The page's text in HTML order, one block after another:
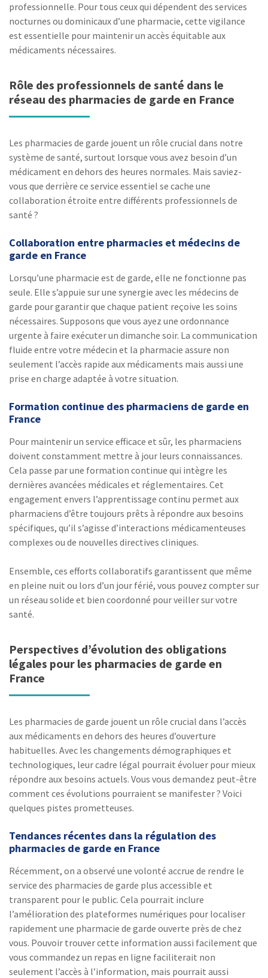
professionnelle. Pour tous ceux qui dépendent des services
nocturnes ou dominicaux d’une pharmacie, cette vigilance
est essentielle pour maintenir un accès équitable aux
médicaments nécessaires.
Rôle des professionnels de santé dans le
réseau des pharmacies de garde en France
Les pharmacies de garde jouent un rôle crucial dans notre
système de santé, surtout lorsque vous avez besoin d’un
médicament en dehors des heures normales. Mais saviez-
vous que derrière ce service essentiel se cache une
collaboration étroite entre différents professionnels de
santé ?
Collaboration entre pharmacies et médecins de
garde en France
Lorsqu’une pharmacie est de garde, elle ne fonctionne pas
seule. Elle s’appuie sur une synergie avec les médecins de
garde pour garantir que chaque patient reçoive les soins
nécessaires. Supposons que vous ayez une ordonnance
urgente à faire exécuter un dimanche soir. La communication
fluide entre votre médecin et la pharmacie assure non
seulement l’accès rapide aux médicaments mais aussi une
prise en charge adaptée à votre situation.
Formation continue des pharmaciens de garde en
France
Pour maintenir un service efficace et sûr, les pharmaciens
doivent constamment mettre à jour leurs connaissances.
Cela passe par une formation continue qui intègre les
dernières avancées médicales et réglementaires. Cet
engagement envers l’apprentissage continu permet aux
pharmaciens d’être toujours prêts à répondre aux besoins
spécifiques, qu’il s’agisse d’interactions médicamenteuses
complexes ou de nouvelles directives cliniques.
Ensemble, ces efforts collaboratifs garantissent que même
en pleine nuit ou lors d’un jour férié, vous pouvez compter sur
un réseau solide et bien coordonné pour veiller sur votre
santé.
Perspectives d’évolution des obligations
légales pour les pharmacies de garde en
France
Les pharmacies de garde jouent un rôle crucial dans l’accès
aux médicaments en dehors des heures d’ouverture
habituelles. Avec les changements démographiques et
technologiques, leur cadre légal pourrait évoluer pour mieux
répondre aux besoins actuels. Vous vous demandez peut-être
comment ces évolutions pourraient se manifester ? Voici
quelques pistes prometteuses.
Tendances récentes dans la régulation des
pharmacies de garde en France
Récemment, on a observé une volonté accrue de rendre le
service des pharmacies de garde plus accessible et
transparent pour le public. Cela pourrait inclure
l’amélioration des plateformes numériques pour localiser
rapidement une pharmacie de garde ouverte près de chez
vous. Pouvoir trouver cette information aussi facilement que
vous commandez un repas en ligne faciliterait non
seulement l’accès à l’information, mais pourrait aussi